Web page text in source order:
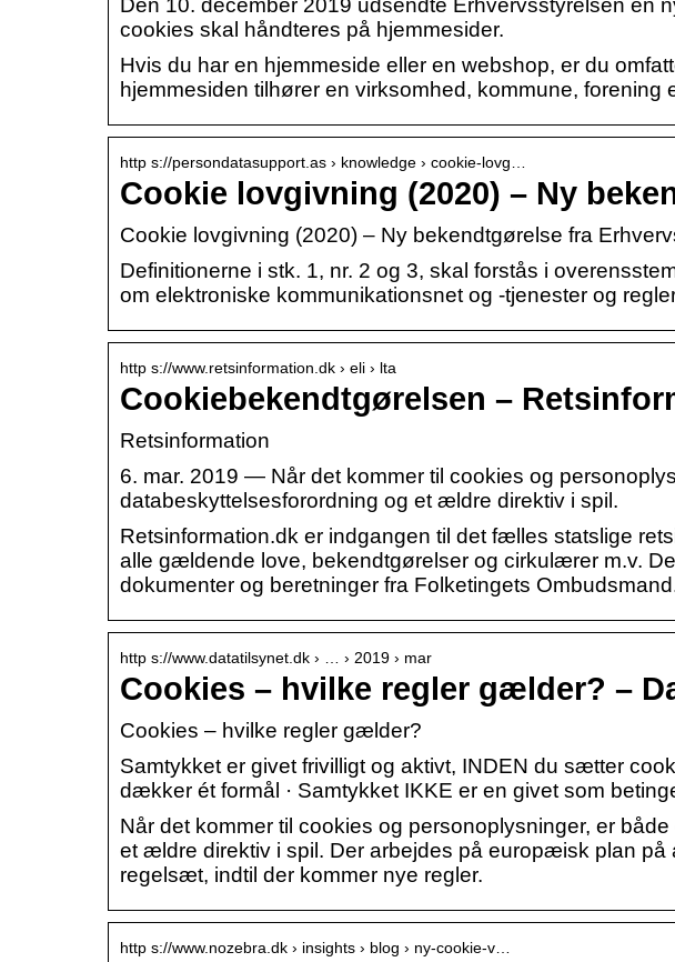
Den 10. december 2019 udsendte Erhvervsstyrelsen en
cookies skal håndteres på hjemmesider.
Hvis du har en hjemmeside eller en webshop, er du
hjemmesiden tilhører en virksomhed, kommune, forening
http s://persondatasupport.as › knowledge › cookie-lovg…
Cookie lovgivning (2020) – Ny
Cookie lovgivning (2020) – Ny bekendtgørelse fra
Definitionerne i stk. 1, nr. 2 og 3, skal forstås i
om elektroniske kommunikationsnet og -tjenester og
http s://www.retsinformation.dk › eli › lta
Cookiebekendtgørelsen –
Retsinformation
6. mar. 2019 — Når det kommer til cookies og
databeskyttelsesforordning og et ældre direktiv i spil.
Retsinformation.dk er indgangen til det fælles statslige
alle gældende love, bekendtgørelser og cirkulærer m.v.
dokumenter og beretninger fra Folketingets
http s://www.datatilsynet.dk › … › 2019 › mar
Cookies – hvilke regler gælder? –
Cookies – hvilke regler gælder?
Samtykket er givet frivilligt og aktivt, INDEN du sætter
dækker ét formål · Samtykket IKKE er en givet som
Når det kommer til cookies og personoplysninger, er
et ældre direktiv i spil. Der arbejdes på europæisk plan på
regelsæt, indtil der kommer nye regler.
http s://www.nozebra.dk › insights › blog › ny-cookie-v…